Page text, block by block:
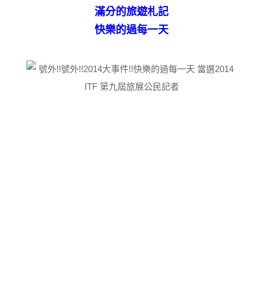
滿分的旅遊札記
快樂的過每一天